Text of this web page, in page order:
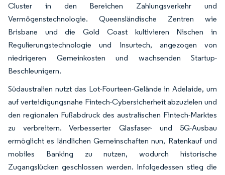
Cluster in den Bereichen Zahlungsverkehr und
Vermögenstechnologie. Queensländische Zentren wie
Brisbane und die Gold Coast kultivieren Nischen in
Regulierungstechnologie und Insurtech, angezogen von
niedrigeren Gemeinkosten und wachsenden Startup-
Beschleunigern.
Südaustralien nutzt das Lot-Fourteen-Gelände in Adelaide, um
auf verteidigungsnahe Fintech-Cybersicherheit abzuzielen und
den regionalen Fußabdruck des australischen Fintech-Marktes
zu verbreitern. Verbesserter Glasfaser- und 5G-Ausbau
ermöglicht es ländlichen Gemeinschaften nun, Ratenkauf und
mobiles Banking zu nutzen, wodurch historische
Zugangslücken geschlossen werden. Infolgedessen stieg die